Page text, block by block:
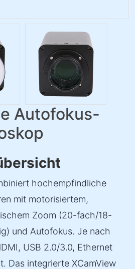
Autofokus-
hochempfindliche
mit motorisiertem,
Zoom (20-fach/18-
und Autofokus. Je nach
USB 2.0/3.0, Ethernet
Das integrierte XCamView